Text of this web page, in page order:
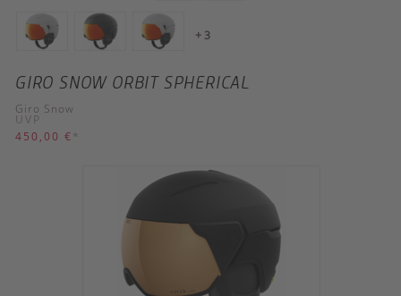
+ 3
GIRO SNOW ORBIT SPHERICAL
Giro Snow
UVP
450,00 € *